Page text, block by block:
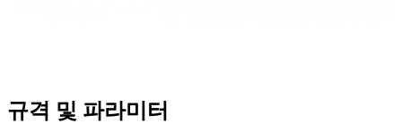
규격 및 파라미터